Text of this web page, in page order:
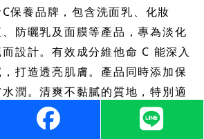
保養品牌，包含洗面乳、化妝
防曬乳及面膜等產品，專為淡化
設計。有效成分維他命 C 能深入
打造透亮肌膚。產品同時添加保
潤。清爽不黏膩的質地，特別適
皮脂毛孔或者想預防斑點、美
明亮度，都非常推薦使用 Melano